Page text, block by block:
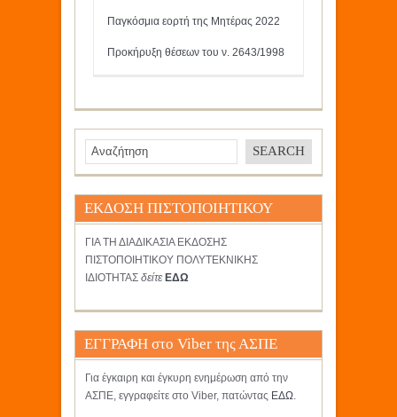
Παγκόσμια εορτή της Μητέρας 2022
Προκήρυξη θέσεων του ν. 2643/1998
ΕΚΔΟΣΗ ΠΙΣΤΟΠΟΙΗΤΙΚΟΥ
ΓΙΑ ΤΗ ΔΙΑΔΙΚΑΣΙΑ ΕΚΔΟΣΗΣ
ΠΙΣΤΟΠΟΙΗΤΙΚΟΥ ΠΟΛΥΤΕΚΝΙΚΗΣ
ΙΔΙΟΤΗΤΑΣ δείτε ΕΔΩ
ΕΓΓΡΑΦΗ στο Viber της ΑΣΠΕ
Για έγκαιρη και έγκυρη ενημέρωση από την
ΑΣΠΕ, εγγραφείτε στο Viber, πατώντας ΕΔΩ.